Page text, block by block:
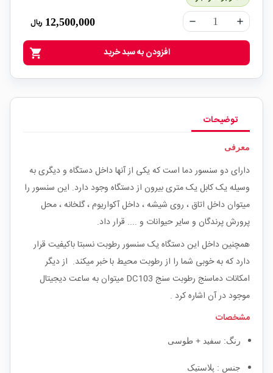
remove add
12,500,000 ریال
shopping_cart افزودن به سبد خرید
توضیحات
معرفی
دارای دو سنسور دما است که یکی از آنها داخل دستگاه و دیگری به
وسیله یک کابل یک متری بیرون از دستگاه وجود دارد. این سنسور را
میتوان داخل اتاق ، روی شیشه ، داخل آکواریوم ، گلخانه ، محل
پرورش پرندگان و سایر حیوانات و .... قرار داد.
همچنین داخل این دستگاه یک سنسور رطوبت نسبتا باکیفیت قرار
دارد که به خوبی شما را از رطوبت محیط با خبر میکند. از دیگر
امکانات دماسنج رطوبت سنج DC103 میتوان به ساعت دیجیتال
موجود در آن اشاره کرد .
مشخصات
رنگ: سفید + طوسی
جنس : پلاستیک